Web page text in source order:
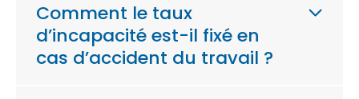
Comment le taux
d’incapacité est-il fixé en
cas d’accident du travail ?